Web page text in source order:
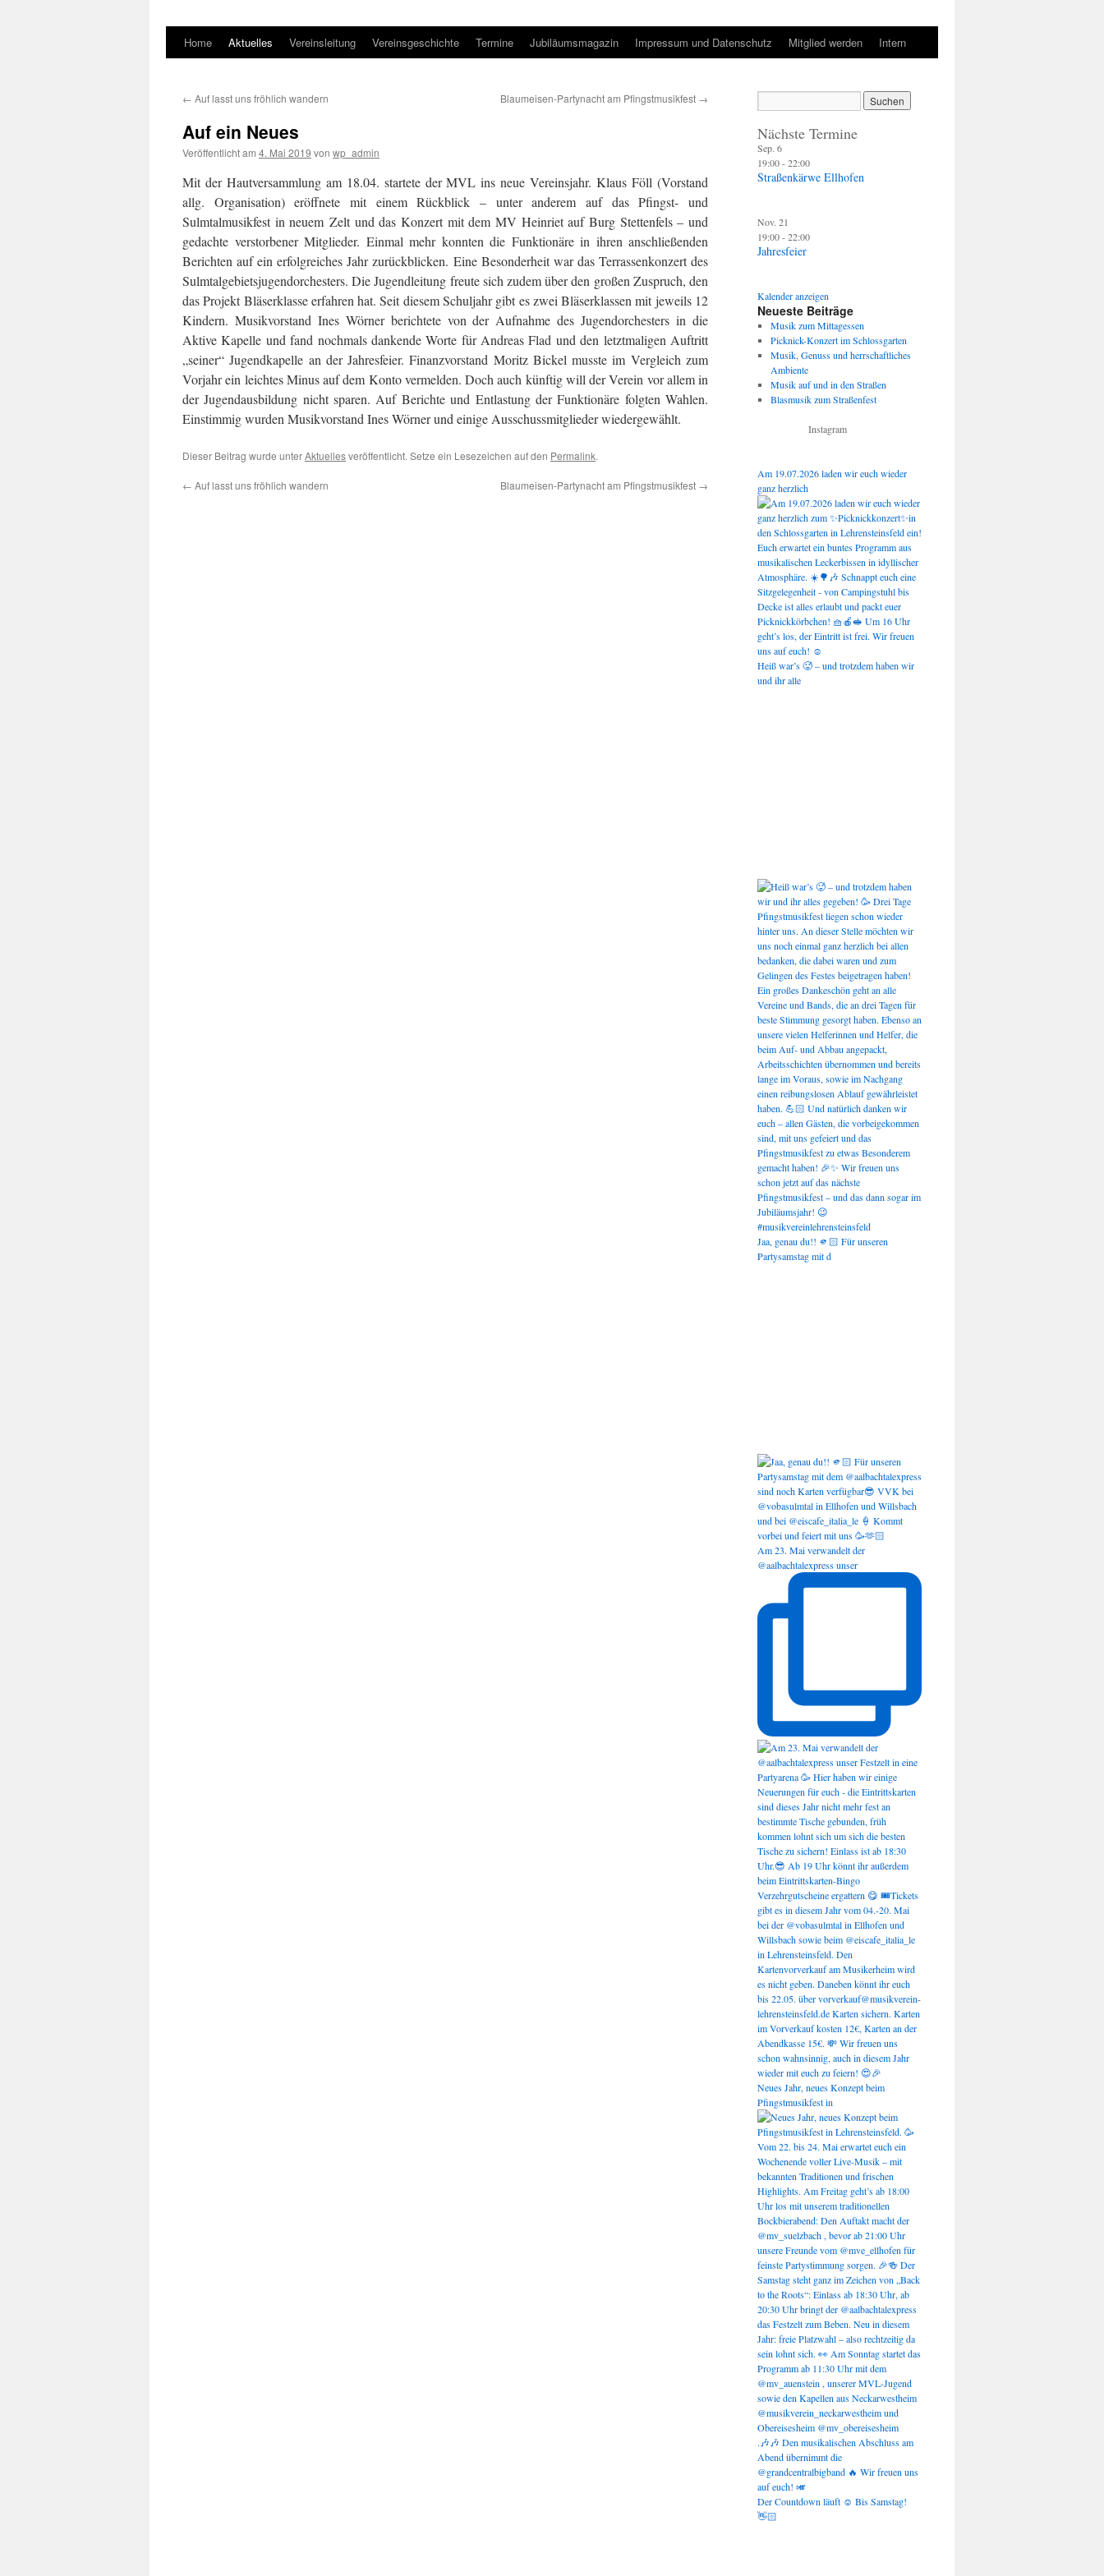
Home Aktuelles Vereinsleitung Vereinsgeschichte Termine Jubiläumsmagazin Impressum und Datenschutz Mitglied werden Intern
← Auf lasst uns fröhlich wandern Blaumeisen-Partynacht am Pfingstmusikfest →
Auf ein Neues
Veröffentlicht am 4. Mai 2019 von wp_admin
Mit der Hautversammlung am 18.04. startete der MVL ins neue Vereinsjahr.Klaus Föll (Vorstand
allg. Organisation) eröffnete mit einem Rückblick – unter anderem auf das Pfingst- und
Sulmtalmusikfest in neuemZelt und dasKonzert mit dem MV Heinriet auf Burg Stettenfels –und
gedachte verstorbener Mitglieder. Einmal mehr konnten die Funktionäre in ihren anschließenden
Berichten auf ein erfolgreiches Jahr zurückblicken. Eine Besonderheit war das Terrassenkonzert des
Sulmtalgebietsjugendorchesters. Die Jugendleitung freute sich zudem über den großen Zuspruch, den
das Projekt Bläserklasse erfahren hat.Seit diesemSchuljahr gibt es zwei Bläserklassen mit jeweils 12
Kindern. Musikvorstand Ines Wörner berichtete von derAufnahme des Jugendorchesters in die
Aktive Kapelle und fand nochmals dankende Worte für Andreas Flad und den letztmaligen Auftritt
„seiner“ Jugendkapelle an der Jahresfeier.Finanzvorstand Moritz Bickel musste im Vergleich zum
Vorjahr ein leichtes Minus auf dem Konto vermelden. Doch auch künftig will der Verein vor allem in
der Jugendausbildung nicht sparen. Auf Berichte und Entlastung der Funktionäre folgten Wahlen.
Einstimmigwurden Musikvorstand Ines Wörnerund einige Ausschussmitgliederwiedergewählt.
Dieser Beitrag wurde unterAktuellesveröffentlicht. Setze ein Lesezeichen auf den Permalink.
← Auf lasst uns fröhlich wandern Blaumeisen-Partynacht am Pfingstmusikfest →
Nächste Termine
Sep. 6
19:00-22:00
Straßenkärwe Ellhofen
Nov. 21
19:00-22:00
Jahresfeier
Kalender anzeigen
Neueste Beiträge
Musik zum Mittagessen
Picknick-Konzert im Schlossgarten
Musik, Genuss und herrschaftliches
Ambiente
Musik auf und in den Straßen
Blasmusik zum Straßenfest
Instagram
Am 19.07.2026 laden wir euch wieder
ganz herzlich
Heiß war’s 🥵 – und trotzdem haben wir
und ihr alle
Jaa, genau du!! 🫵🏻 Für unseren
Partysamstag mit d
Am 23. Mai verwandelt der
@aalbachtalexpress unser
Neues Jahr, neues Konzept beim
Pfingstmusikfest in
Der Countdown läuft ☺️ Bis Samstag!
👋🏻